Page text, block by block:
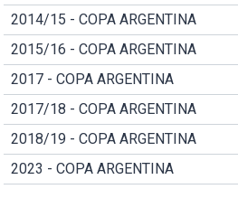
2014/15 - COPA ARGENTINA
2015/16 - COPA ARGENTINA
2017 - COPA ARGENTINA
2017/18 - COPA ARGENTINA
2018/19 - COPA ARGENTINA
2023 - COPA ARGENTINA